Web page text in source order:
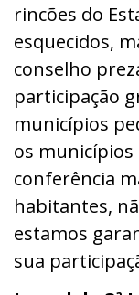
rincões do
esquecidos,
conselho
participação
municípios
os municípios
conferência
habitantes,
estamos
sua